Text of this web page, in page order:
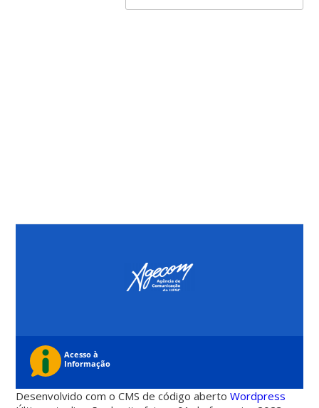
Desenvolvido com o CMS de código abertoWordpress